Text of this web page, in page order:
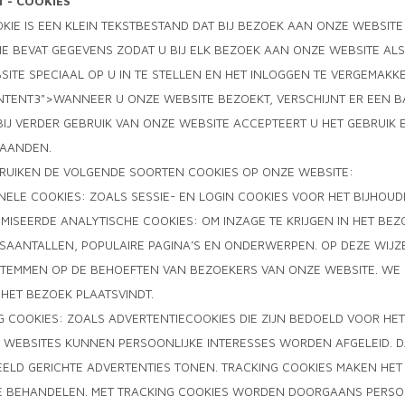
IS EEN KLEIN TEKSTBESTAND DAT BIJ BEZOEK AAN ONZE
BEVAT GEGEVENS ZODAT U BIJ ELK BEZOEK AAN ONZE WEBSITE
SPECIAAL OP U IN TE STELLEN EN HET INLOGGEN TE
U ONZE WEBSITE BEZOEKT, VERSCHIJNT ER EEN
VERDER GEBRUIK VAN ONZE WEBSITE ACCEPTEERT U HET
DE VOLGENDE SOORTEN COOKIES OP ONZE WEBSITE:
COOKIES: ZOALS SESSIE- EN LOGIN COOKIES VOOR HET
ANALYTISCHE COOKIES: OM INZAGE TE KRIJGEN IN HET
POPULAIRE PAGINA’S EN ONDERWERPEN. OP DEZE
OP DE BEHOEFTEN VAN BEZOEKERS VAN ONZE WEBSITE.
BEZOEK PLAATSVINDT.
COOKIES: ZOALS ADVERTENTIECOOKIES DIE ZIJN BEDOELD VOOR
KUNNEN PERSOONLIJKE INTERESSES WORDEN AFGELEID.
GERICHTE ADVERTENTIES TONEN. TRACKING COOKIES MAKEN
BEHANDELEN. MET TRACKING COOKIES WORDEN DOORGAANS